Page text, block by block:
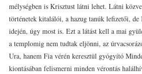
mélységben is Krisztust látni lehet. Látni
történetek kitalálói, a hazug tanúk lefizetői,
idején, úgy most is. Ezt a látást kell a mai
a templomig nem tudtak eljönni, az
Ura, hanem Fia vérén keresztül gyógyító
kiontásában felismerni minden vérontás